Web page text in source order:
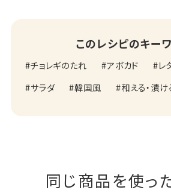
このレシピのキー
チョレギのたれ アボカド レ
サラダ
韓国風 和える・漬け
同じ商品を使っ